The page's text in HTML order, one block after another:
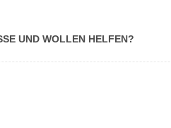
UND WOLLEN HELFEN?